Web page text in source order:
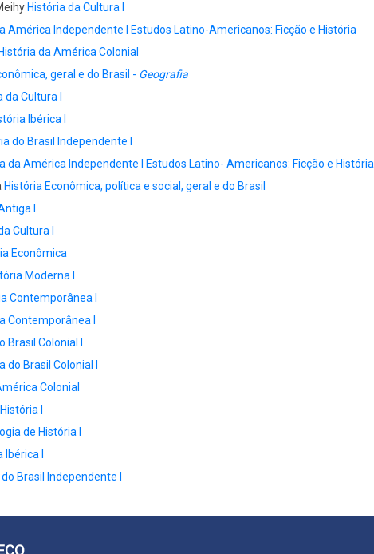
História da Cultura I
América Independente I
Estudos Latino-Americanos: Ficção e História
História da América Colonial
geral e do Brasil - Geografia
da Cultura I
Ibérica I
do Brasil Independente I
da América Independente I
Estudos Latino- Americanos: Ficção e História
História Econômica, política e social, geral e do Brasil
I
Cultura I
Econômica
Moderna I
Contemporânea I
Contemporânea I
Brasil Colonial I
do Brasil Colonial I
Colonial
I
de História I
Ibérica I
Brasil Independente I